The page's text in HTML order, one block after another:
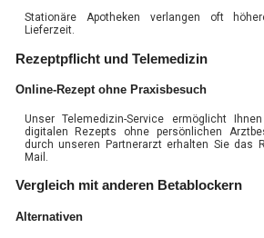
Stationäre Apotheken verlangen oft
Lieferzeit.
Rezeptpflicht und Telemedizin
Online-Rezept ohne Praxisbesuch
Unser Telemedizin-Service ermöglicht
digitalen Rezepts ohne persönlichen
durch unseren Partnerarzt erhalten Sie das
Mail.
Vergleich mit anderen Betablockern
Alternativen